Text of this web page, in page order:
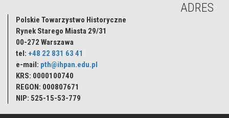
ADRES
Polskie Towarzystwo Historyczne
Rynek Starego Miasta 29/31
00-272 Warszawa
tel: +48 22 831 63 41
e-mail: pth@ihpan.edu.pl
KRS: 0000100740
REGON: 000807671
NIP: 525-15-53-779